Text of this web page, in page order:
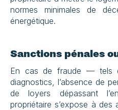
normes minimales de
énergétique.
Sanctions pénales
En cas de fraude — tels
diagnostics, l’absence de
de loyers dépassant
propriétaire s’expose à